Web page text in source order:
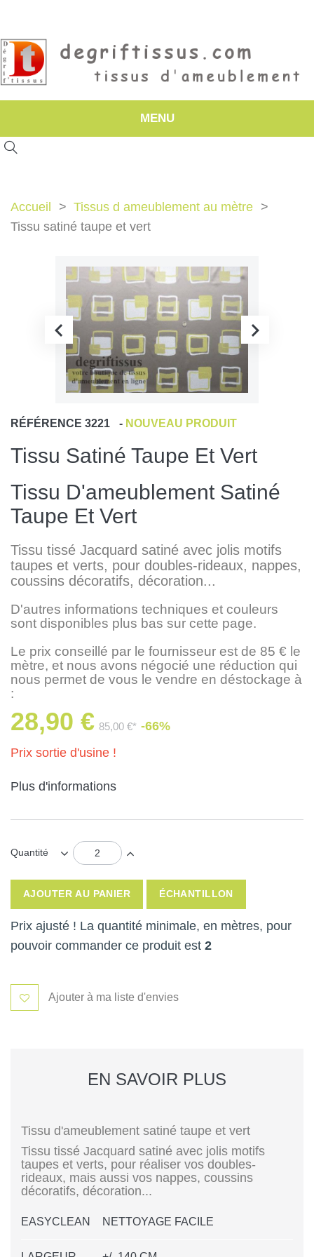
MENU
Accueil
Tissus d ameublement au mètre
Tissu satiné taupe et vert
RÉFÉRENCE 3221 - NOUVEAU PRODUIT
Tissu Satiné Taupe Et Vert
Tissu D'ameublement Satiné
Taupe Et Vert
Tissu tissé Jacquard satiné avec jolis motifs
taupes et verts, pour doubles-rideaux, nappes,
coussins décoratifs, décoration...
D'autres informations techniques et couleurs
sont disponibles plus bas sur cette page.
Le prix conseillé par le fournisseur est de 85 € le
mètre, et nous avons négocié une réduction qui
nous permet de vous le vendre en déstockage à
:
28,90 € 85,00 €* -66%
Prix sortie d'usine !
Plus d'informations
Quantité
AJOUTER AU PANIER ÉCHANTILLON
Prix ajusté ! La quantité minimale, en mètres, pour
pouvoir commander ce produit est 2
Ajouter à ma liste d'envies
EN SAVOIR PLUS
Tissu d'ameublement satiné taupe et vert
Tissu tissé Jacquard satiné avec jolis motifs
taupes et verts, pour réaliser vos doubles-
rideaux, mais aussi vos nappes, coussins
décoratifs, décoration...
EASYCLEAN NETTOYAGE FACILE